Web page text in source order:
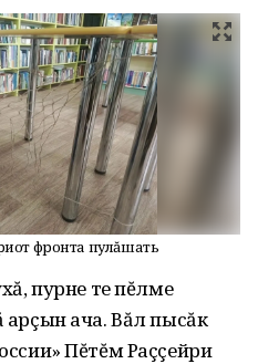
фронта пулăшать
пурне те пĕлме
ача. Вăл пысăк
Пĕтĕм Раççейри